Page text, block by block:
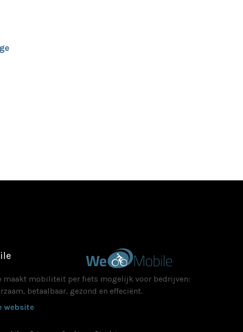
maakt mobiliteit per fiets mogelijk voor bedrijven:
betaalbaar, gezond en effeciënt.
website